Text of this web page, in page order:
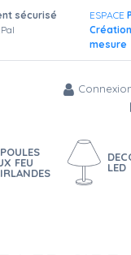
sécurisé
ESPACE
mesure
FEU
LED